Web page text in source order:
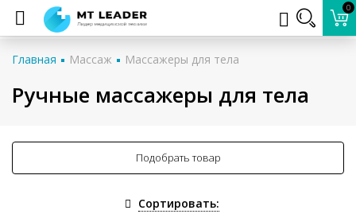
0
Главная Массаж Массажеры для тела
Ручные массажеры для тела
Подобрать товар
Сортировать: